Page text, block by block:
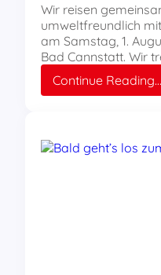
Wir reisen
umweltfreundlich
am Samstag, 1.
Bad Cannstatt. Wir
Continue Reading…